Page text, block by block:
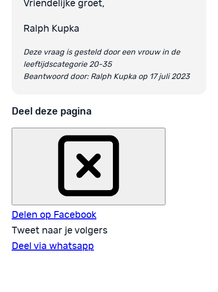
Vriendelijke groet,
Ralph Kupka
Deze vraag is gesteld door een vrouw in de
leeftijdscategorie 20-35
Beantwoord door: Ralph Kupka op 17 juli 2023
Deel deze pagina
Delen op Facebook
Tweet naar je volgers
Deel via whatsapp